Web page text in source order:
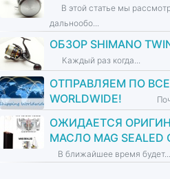
В этой статье мы
дальнообо...
ОБЗОР SHIMANO
Каждый раз когда...
ОТПРАВЛЯЕМ ПО
WORLDWIDE!
Почти
ОЖИДАЕТСЯ
МАСЛО MAG SEALED
В ближайшее время будет...